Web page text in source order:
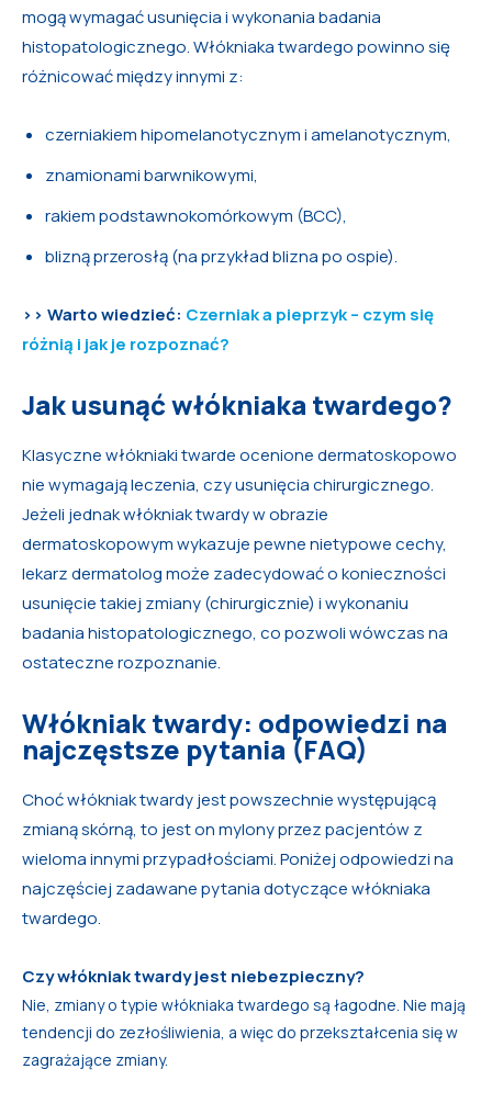
mogą wymagać usunięcia i wykonania badania
histopatologicznego. Włókniaka twardego powinno się
różnicować między innymi z:
czerniakiem hipomelanotycznym i amelanotycznym,
znamionami barwnikowymi,
rakiem podstawnokomórkowym (BCC),
blizną przerosłą (na przykład blizna po ospie).
>> Warto wiedzieć: Czerniak a pieprzyk – czym się
różnią i jak je rozpoznać?
Jak usunąć włókniaka twardego?
Klasyczne włókniaki twarde ocenione dermatoskopowo
nie wymagają leczenia, czy usunięcia chirurgicznego.
Jeżeli jednak włókniak twardy w obrazie
dermatoskopowym wykazuje pewne nietypowe cechy,
lekarz dermatolog może zadecydować o konieczności
usunięcie takiej zmiany (chirurgicznie) i wykonaniu
badania histopatologicznego, co pozwoli wówczas na
ostateczne rozpoznanie.
Włókniak twardy: odpowiedzi na
najczęstsze pytania (FAQ)
Choć włókniak twardy jest powszechnie występującą
zmianą skórną, to jest on mylony przez pacjentów z
wieloma innymi przypadłościami. Poniżej odpowiedzi na
najczęściej zadawane pytania dotyczące włókniaka
twardego.
Czy włókniak twardy jest niebezpieczny?
Nie, zmiany o typie włókniaka twardego są łagodne. Nie mają
tendencji do zezłośliwienia, a więc do przekształcenia się w
zagrażające zmiany.